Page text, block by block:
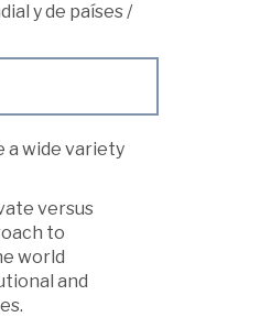
y de países/
a wide variety
versus
to
world
and